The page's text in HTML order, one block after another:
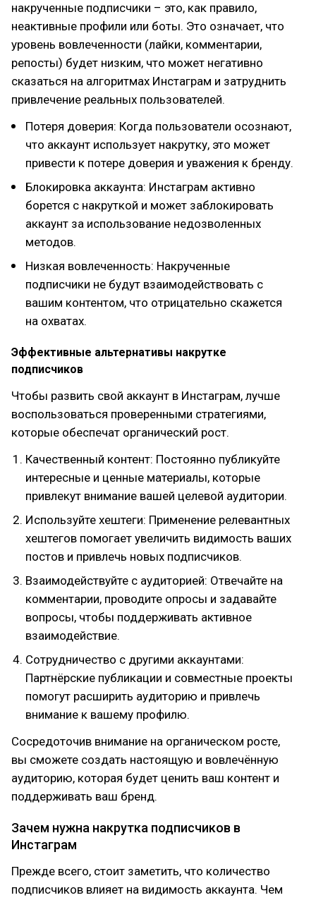
накрученные подписчики – это, как правило,
неактивные профили или боты. Это означает, что
уровень вовлеченности (лайки, комментарии,
репосты) будет низким, что может негативно
сказаться на алгоритмах Инстаграм и затруднить
привлечение реальных пользователей.
Потеря доверия: Когда пользователи осознают,
что аккаунт использует накрутку, это может
привести к потере доверия и уважения к бренду.
Блокировка аккаунта: Инстаграм активно
борется с накруткой и может заблокировать
аккаунт за использование недозволенных
методов.
Низкая вовлеченность: Накрученные
подписчики не будут взаимодействовать с
вашим контентом, что отрицательно скажется
на охватах.
Эффективные альтернативы накрутке
подписчиков
Чтобы развить свой аккаунт в Инстаграм, лучше
воспользоваться проверенными стратегиями,
которые обеспечат органический рост.
Качественный контент: Постоянно публикуйте
интересные и ценные материалы, которые
привлекут внимание вашей целевой аудитории.
Используйте хештеги: Применение релевантных
хештегов помогает увеличить видимость ваших
постов и привлечь новых подписчиков.
Взаимодействуйте с аудиторией: Отвечайте на
комментарии, проводите опросы и задавайте
вопросы, чтобы поддерживать активное
взаимодействие.
Сотрудничество с другими аккаунтами:
Партнёрские публикации и совместные проекты
помогут расширить аудиторию и привлечь
внимание к вашему профилю.
Сосредоточив внимание на органическом росте,
вы сможете создать настоящую и вовлечённую
аудиторию, которая будет ценить ваш контент и
поддерживать ваш бренд.
Зачем нужна накрутка подписчиков в
Инстаграм
Прежде всего, стоит заметить, что количество
подписчиков влияет на видимость аккаунта. Чем